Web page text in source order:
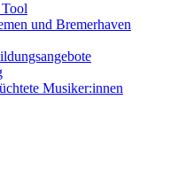
und Bremerhaven
Musiker:innen